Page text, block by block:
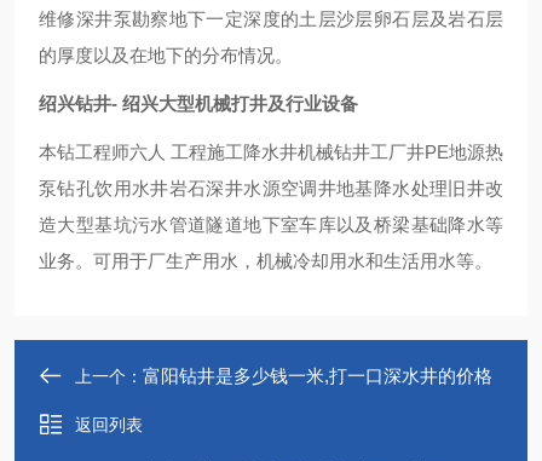
维修深井泵勘察地下一定深度的土层沙层卵石层及岩石层
的厚度以及在地下的分布情况。
绍兴钻井- 绍兴大型机械打井及行业设备
本钻工程师六人 工程施工降水井机械钻井工厂井PE地源热
泵钻孔饮用水井岩石深井水源空调井地基降水处理旧井改
造大型基坑污水管道隧道地下室车库以及桥梁基础降水等
业务。可用于厂生产用水，机械冷却用水和生活用水等。
上一个： 富阳钻井是多少钱一米,打一口深水井的价格
返回列表